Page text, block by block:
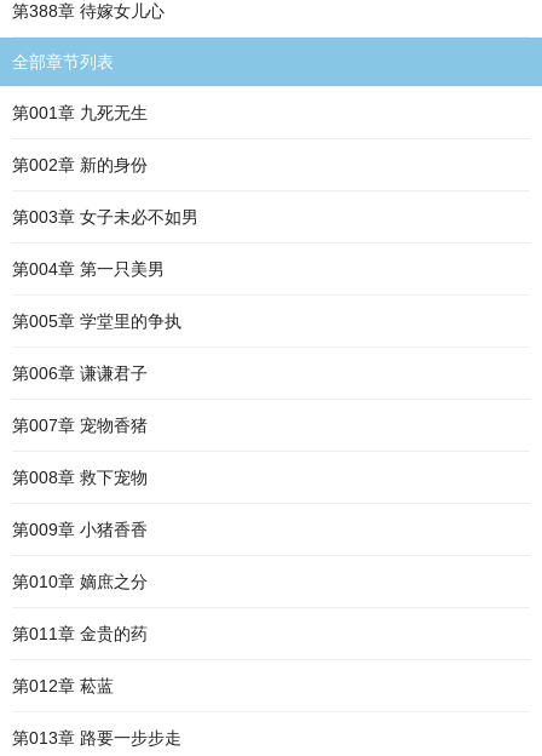
第388章 待嫁女儿心
全部章节列表
第001章 九死无生
第002章 新的身份
第003章 女子未必不如男
第004章 第一只美男
第005章 学堂里的争执
第006章 谦谦君子
第007章 宠物香猪
第008章 救下宠物
第009章 小猪香香
第010章 嫡庶之分
第011章 金贵的药
第012章 菘蓝
第013章 路要一步步走